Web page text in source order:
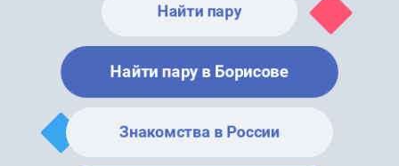
Найти пару
Найти пару в Борисове
Знакомства в России